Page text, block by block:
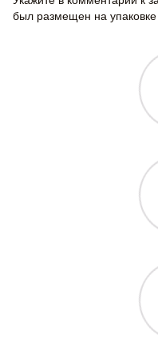
был размещен на упаковке